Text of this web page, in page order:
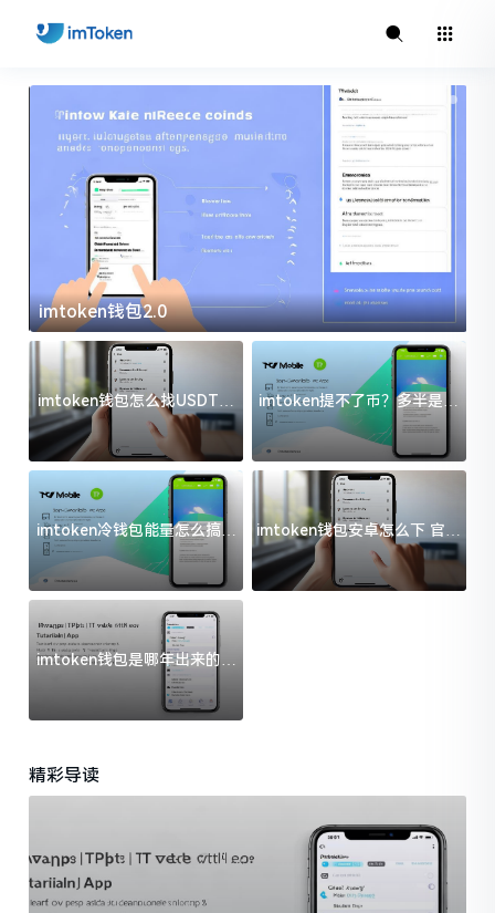
imtoken钱包2.0
imtoken钱包怎么找USDT地
址？三步搞定不踩坑
imtoken提不了币？多半是这
几件事没处理好
imtoken冷钱包能量怎么搞？
过来人告诉你门道
imtoken钱包安卓怎么下 官方
渠道避坑指南
imtoken钱包是哪年出来的？
一文给你说清楚
精彩导读